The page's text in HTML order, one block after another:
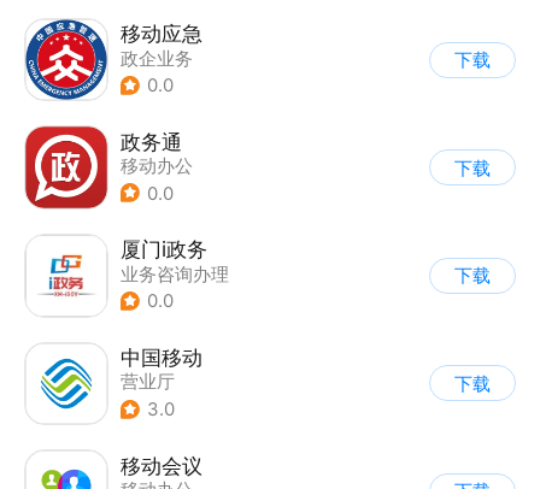
移动应急
政企业务
0.0
下载
政务通
移动办公
0.0
下载
厦门i政务
业务咨询办理
0.0
下载
中国移动
营业厅
3.0
下载
移动会议